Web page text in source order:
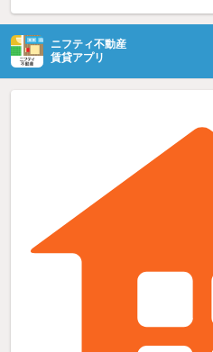
ニフティ不動産
賃貸アプリ